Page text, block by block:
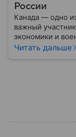
России
Канада — одно
важный
экономики и
огромную часть
Канада на
Читать дальше